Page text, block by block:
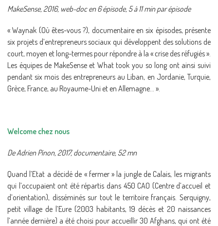
MakeSense, 2016, web-doc en 6 épisode, 5 à 11 min par épisode
« Waynak (Où êtes-vous ?), documentaire en six épisodes, présente
six projets d’entrepreneurs sociaux qui développent des solutions de
court, moyen et long-termes pour répondre à la « crise des réfugiés ».
Les équipes de MakeSense et What took you so long ont ainsi suivi
pendant six mois des entrepreneurs au Liban, en Jordanie, Turquie,
Grèce, France, au Royaume-Uni et en Allemagne… ».
Welcome chez nous
De Adrien Pinon, 2017, documentaire, 52 mn
Quand l’Etat a décidé de « fermer » la jungle de Calais, les migrants
qui l’occupaient ont été répartis dans 450 CAO (Centre d’accueil et
d’orientation), disséminés sur tout le territoire français. Serquigny,
petit village de l’Eure (2003 habitants, 19 décès et 20 naissances
l’année dernière) a été choisi pour accueillir 30 Afghans, qui ont été